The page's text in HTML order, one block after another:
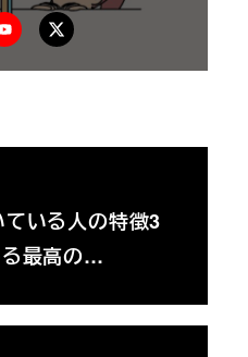
YouTube
X
ている人の特徴3
る最高の…